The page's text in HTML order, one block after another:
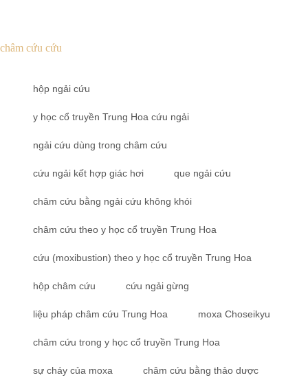
châm cứu cứu
hộp ngải cứu
y học cổ truyền Trung Hoa cứu ngải
ngải cứu dùng trong châm cứu
cứu ngải kết hợp giác hơi que ngải cứu
châm cứu bằng ngải cứu không khói
châm cứu theo y học cổ truyền Trung Hoa
cứu (moxibustion) theo y học cổ truyền Trung Hoa
hộp châm cứu cứu ngải gừng
liệu pháp châm cứu Trung Hoa moxa Choseikyu
châm cứu trong y học cổ truyền Trung Hoa
sự cháy của moxa châm cứu bằng thảo dược